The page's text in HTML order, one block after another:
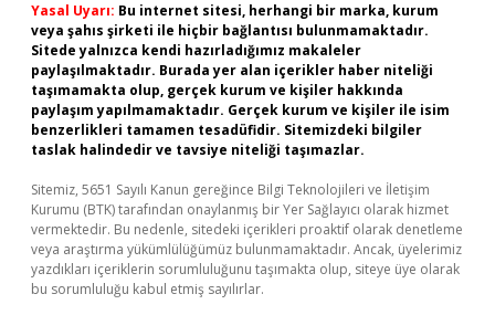
Yasal Uyarı: Bu internet sitesi, herhangi bir marka, kurum
veya şahıs şirketi ile hiçbir bağlantısı bulunmamaktadır.
Sitede yalnızca kendi hazırladığımız makaleler
paylaşılmaktadır. Burada yer alan içerikler haber niteliği
taşımamakta olup, gerçek kurum ve kişiler hakkında
paylaşım yapılmamaktadır. Gerçek kurum ve kişiler ile isim
benzerlikleri tamamen tesadüfidir. Sitemizdeki bilgiler
taslak halindedir ve tavsiye niteliği taşımazlar.
Sitemiz, 5651 Sayılı Kanun gereğince Bilgi Teknolojileri ve İletişim
Kurumu (BTK) tarafından onaylanmış bir Yer Sağlayıcı olarak hizmet
vermektedir. Bu nedenle, sitedeki içerikleri proaktif olarak denetleme
veya araştırma yükümlülüğümüz bulunmamaktadır. Ancak, üyelerimiz
yazdıkları içeriklerin sorumluluğunu taşımakta olup, siteye üye olarak
bu sorumluluğu kabul etmiş sayılırlar.